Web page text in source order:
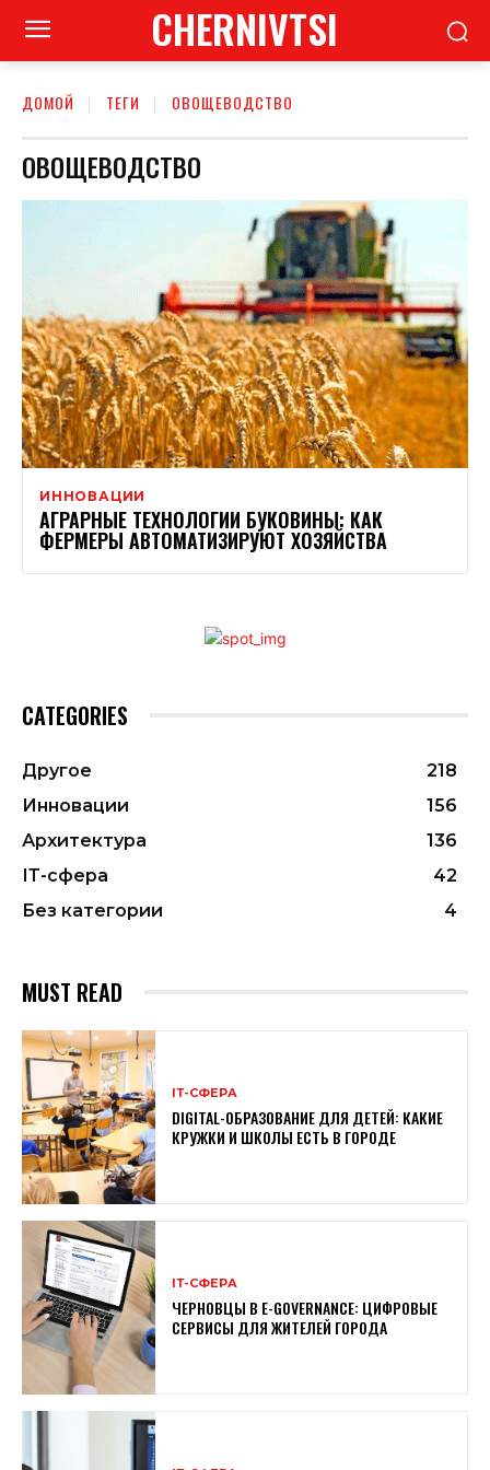
CHERNIVTSI
ДОМОЙ ТЕГИ ОВОЩЕВОДСТВО
ОВОЩЕВОДСТВО
ИННОВАЦИИ
АГРАРНЫЕ ТЕХНОЛОГИИ БУКОВИНЫ: КАК
ФЕРМЕРЫ АВТОМАТИЗИРУЮТ ХОЗЯЙСТВА
CATEGORIES
Другое
218
Инновации
156
Архитектура
136
ІТ-сфера
42
Без категории
4
MUST READ
ІТ-СФЕРА
DIGITAL-ОБРАЗОВАНИЕ ДЛЯ ДЕТЕЙ: КАКИЕ
КРУЖКИ И ШКОЛЫ ЕСТЬ В ГОРОДЕ
ІТ-СФЕРА
ЧЕРНОВЦЫ В E-GOVERNANCE: ЦИФРОВЫЕ
СЕРВИСЫ ДЛЯ ЖИТЕЛЕЙ ГОРОДА